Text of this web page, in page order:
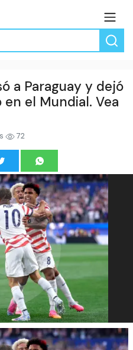
a Paraguay y dejó
el Mundial. Vea
72